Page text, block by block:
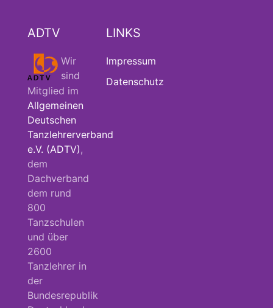
ADTV
Wir
sind
Mitglied im
Allgemeinen
Deutschen
Tanzlehrerverband
e.V. (ADTV),
dem
Dachverband
dem rund
800
Tanzschulen
und über
2600
Tanzlehrer in
der
Bundesrepublik
LINKS
Impressum
Datenschutz